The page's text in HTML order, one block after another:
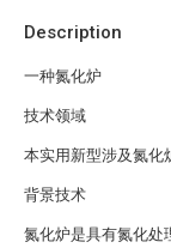
Description
一种氮化炉
技术领域
本实用新型涉及氮化
背景技术
氮化炉是具有氮化处